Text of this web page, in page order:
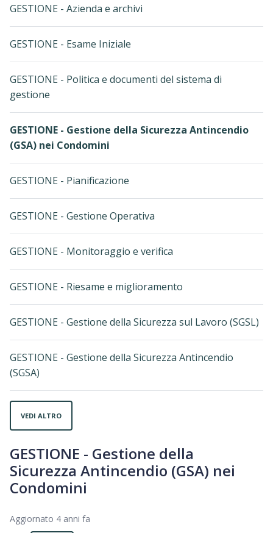
GESTIONE - Azienda e archivi
GESTIONE - Esame Iniziale
GESTIONE - Politica e documenti del sistema di
gestione
GESTIONE - Gestione della Sicurezza Antincendio
(GSA) nei Condomini
GESTIONE - Pianificazione
GESTIONE - Gestione Operativa
GESTIONE - Monitoraggio e verifica
GESTIONE - Riesame e miglioramento
GESTIONE - Gestione della Sicurezza sul Lavoro (SGSL)
GESTIONE - Gestione della Sicurezza Antincendio
(SGSA)
VEDI ALTRO
GESTIONE - Gestione della
Sicurezza Antincendio (GSA) nei
Condomini
Aggiornato 4 anni fa